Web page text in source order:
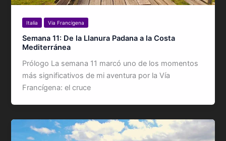
Italia Via Francigena
Semana 11: De la Llanura Padana a la Costa
Mediterránea
Prólogo La semana 11 marcó uno de los momentos
más significativos de mi aventura por la Vía
Francígena: el cruce